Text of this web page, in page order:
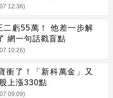
12:36)
二虧55萬！ 他差一步解
網一句話戳盲點
10:26)
衝了！「新科萬金」又
上漲330點
09:09)